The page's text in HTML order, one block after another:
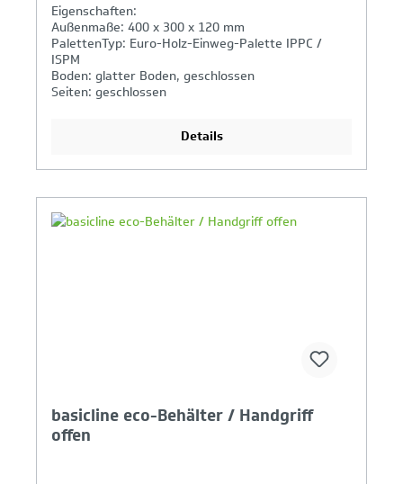
Eigenschaften:
Außenmaße: 400 x 300 x 120 mm
PalettenTyp: Euro-Holz-Einweg-Palette IPPC /
ISPM
Boden: glatter Boden, geschlossen
Seiten: geschlossen
Details
Ihr Produktvergleich ist voll
basicline eco-Behälter / Handgriff
offen